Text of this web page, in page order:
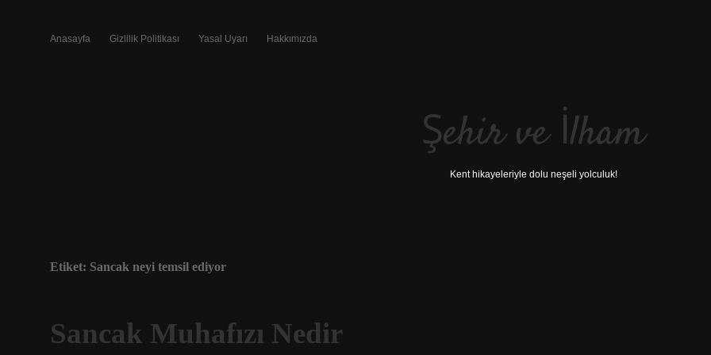
Anasayfa Gizlilik Politikası Yasal Uyarı Hakkımızda
Şehir ve İlham
Kent hikayeleriyle dolu neşeli yolculuk!
Etiket: Sancak neyi temsil ediyor
Sancak Muhafızı Nedir